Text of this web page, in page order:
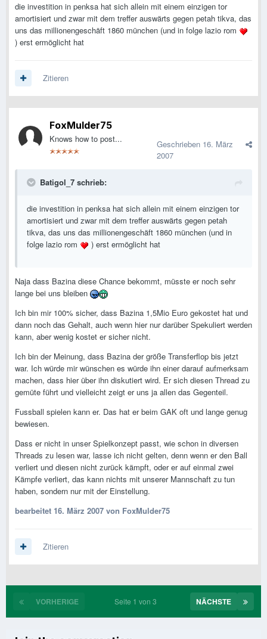
die investition in penksa hat sich allein mit einem einzigen tor
amortisiert und zwar mit dem treffer auswärts gegen petah tikva, das
uns das millionengeschäft 1860 münchen (und in folge lazio rom
) erst ermöglicht hat
Zitieren
FoxMulder75
Knows how to post... Geschrieben 16. März
2007
Batigol_7 schrieb:
die investition in penksa hat sich allein mit einem einzigen tor
amortisiert und zwar mit dem treffer auswärts gegen petah
tikva, das uns das millionengeschäft 1860 münchen (und in
folge lazio rom
) erst ermöglicht hat
Naja dass Bazina diese Chance bekommt, müsste er noch sehr
lange bei uns bleiben
Ich bin mir 100% sicher, dass Bazina 1,5Mio Euro gekostet hat und
dann noch das Gehalt, auch wenn hier nur darüber Spekuliert werden
kann, aber wenig kostet er sicher nicht.
Ich bin der Meinung, dass Bazina der größe Transferflop bis jetzt
war. Ich würde mir wünschen es würde ihn einer darauf aufmerksam
machen, dass hier über ihn diskutiert wird. Er sich diesen Thread zu
gemüte führt und vielleicht zeigt er uns ja allen das Gegenteil.
Fussball spielen kann er. Das hat er beim GAK oft und lange genug
bewiesen.
Dass er nicht in unser Spielkonzept passt, wie schon in diversen
Threads zu lesen war, lasse ich nicht gelten, denn wenn er den Ball
verliert und diesen nicht zurück kämpft, oder er auf einmal zwei
Kämpfe verliert, das kann nichts mit unserer Mannschaft zu tun
haben, sondern nur mit der Einstellung.
bearbeitet 16. März 2007 von FoxMulder75
Zitieren
VORHERIGE NÄCHSTE
Seite 1 von 3